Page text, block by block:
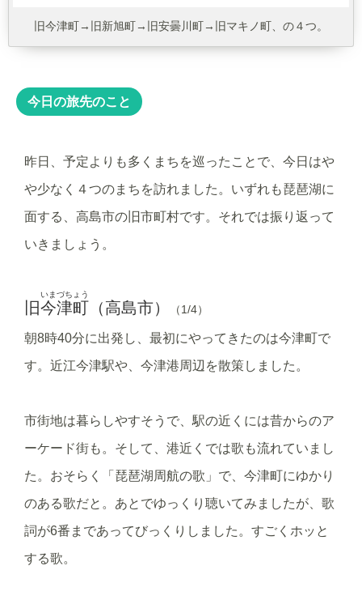
旧今津町→旧新旭町→旧安曇川町→旧マキノ町、の４つ。
今日の旅先のこと
昨日、予定よりも多くまちを巡ったことで、今日はや
や少なく４つのまちを訪れました。いずれも琵琶湖に
面する、高島市の旧市町村です。それでは振り返って
いきましょう。
旧今津町
いまづちょう
（高島市） （1/4）
朝8時40分に出発し、最初にやってきたのは今津町で
す。近江今津駅や、今津港周辺を散策しました。
市街地は暮らしやすそうで、駅の近くには昔からのア
ーケード街も。そして、港近くでは歌も流れていまし
た。おそらく「琵琶湖周航の歌」で、今津町にゆかり
のある歌だと。あとでゆっくり聴いてみましたが、歌
詞が6番まであってびっくりしました。すごくホッと
する歌。